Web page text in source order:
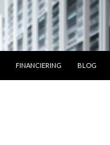
FINANCIERING BLOG